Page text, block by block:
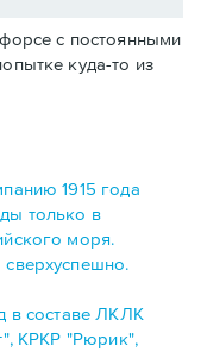
с постоянными
куда-то из
1915 года
только в
моря.
в составе ЛКЛК
КРКР "Рюрик",